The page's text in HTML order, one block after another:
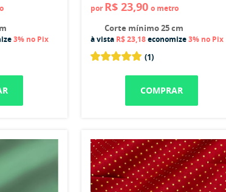
3% no Pix
por R$ 23,90 o metro
Corte mínimo 25 cm
à vista R$ 23,18economize3% no Pix
(1)
COMPRAR